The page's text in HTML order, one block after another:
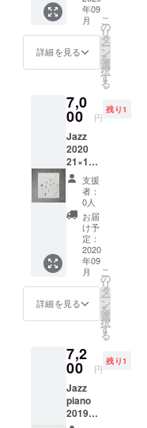
年09
月
詳細を見る
こ
の
リ
タ
ー
ン
を
選
択
す
る
7,0
00 円
残り1
Jazz
2020
21×18c
m 紙に
イン
ク、水
彩
支援
者：
0人
お届
け予
定：
2020
年09
月
詳細を見る
こ
の
リ
タ
ー
ン
を
選
択
す
る
7,2
00 円
残り1
Jazz
piano
2019